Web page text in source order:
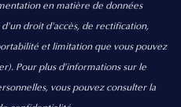
en matière de données
d'un droit d'accès, de rectification,
et limitation que vous pouvez
Pour plus d’informations sur le
vous pouvez consulter la